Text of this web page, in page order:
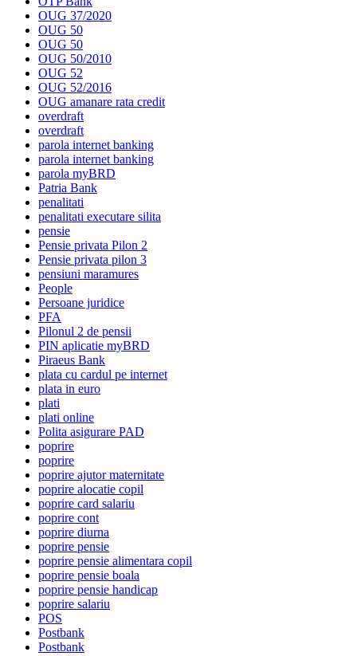
OUG 37/2020
OUG 50
OUG 50
OUG 50/2010
OUG 52
OUG 52/2016
OUG amanare rata credit
overdraft
overdraft
parola internet banking
parola internet banking
parola myBRD
Patria Bank
penalitati
penalitati executare silita
pensie
Pensie privata Pilon 2
Pensie privata pilon 3
pensiuni maramures
People
Persoane juridice
PFA
Pilonul 2 de pensii
PIN aplicatie myBRD
Piraeus Bank
plata cu cardul pe internet
plata in euro
plati
plati online
Polita asigurare PAD
poprire
poprire
poprire ajutor maternitate
poprire alocatie copil
poprire card salariu
poprire cont
poprire diurna
poprire pensie
poprire pensie alimentara copil
poprire pensie boala
poprire pensie handicap
poprire salariu
POS
Postbank
Postbank